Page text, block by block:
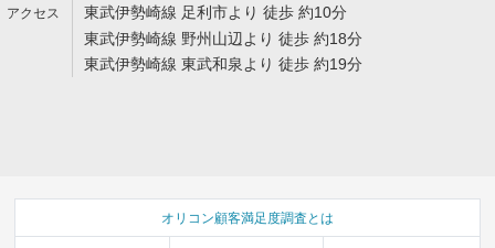
東武伊勢崎線 足利市より 徒歩 約10分
東武伊勢崎線 野州山辺より 徒歩 約18分
東武伊勢崎線 東武和泉より 徒歩 約19分
オリコン顧客満足度調査とは